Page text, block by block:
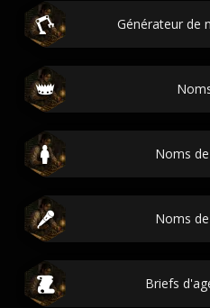
Générateur de
Noms
Noms
Briefs